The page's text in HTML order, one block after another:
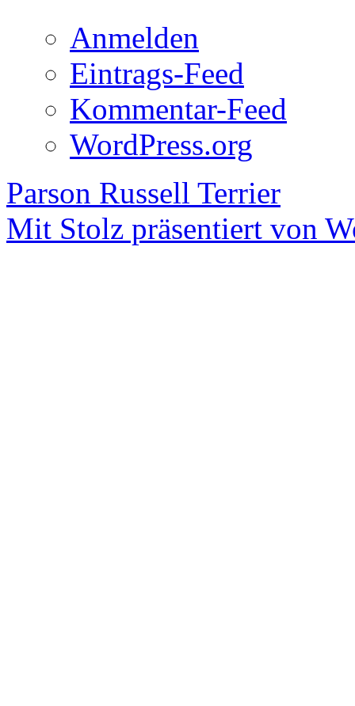
Anmelden
Eintrags-Feed
Kommentar-Feed
WordPress.org
Parson Russell Terrier
Mit Stolz präsentiert von